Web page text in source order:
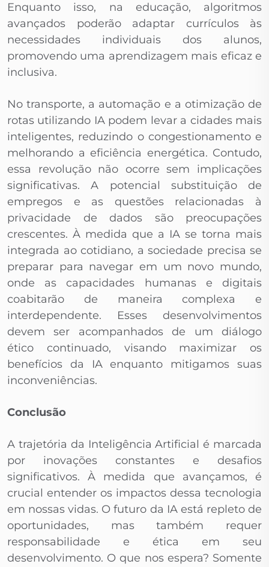
Enquanto isso, na educação, algoritmos
avançados poderão adaptar currículos às
necessidades individuais dos alunos,
promovendo uma aprendizagem mais eficaz e
inclusiva.
No transporte, a automação e a otimização de
rotas utilizando IA podem levar a cidades mais
inteligentes, reduzindo o congestionamento e
melhorando a eficiência energética. Contudo,
essa revolução não ocorre sem implicações
significativas. A potencial substituição de
empregos e as questões relacionadas à
privacidade de dados são preocupações
crescentes. À medida que a IA se torna mais
integrada ao cotidiano, a sociedade precisa se
preparar para navegar em um novo mundo,
onde as capacidades humanas e digitais
coabitarão de maneira complexa e
interdependente. Esses desenvolvimentos
devem ser acompanhados de um diálogo
ético continuado, visando maximizar os
benefícios da IA enquanto mitigamos suas
inconveniências.
Conclusão
A trajetória da Inteligência Artificial é marcada
por inovações constantes e desafios
significativos. À medida que avançamos, é
crucial entender os impactos dessa tecnologia
em nossas vidas. O futuro da IA está repleto de
oportunidades, mas também requer
responsabilidade e ética em seu
desenvolvimento. O que nos espera? Somente